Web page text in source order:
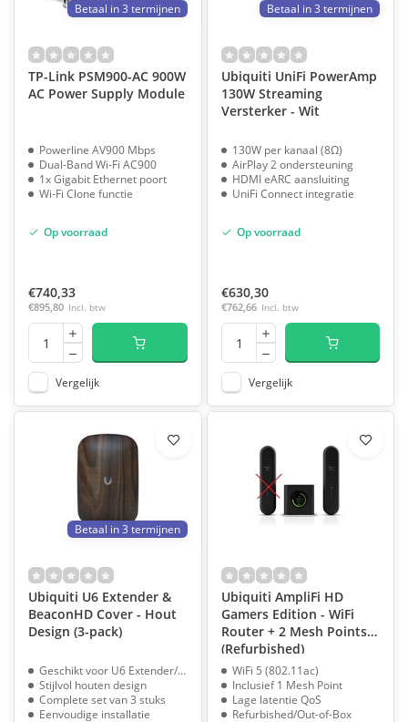
Betaal in 3 termijnen
TP-Link PSM900-AC 900W
AC Power Supply Module
Powerline AV900 Mbps
Dual-Band Wi-Fi AC900
1x Gigabit Ethernet poort
Wi-Fi Clone functie
Op voorraad
€740,33
€895,80 Incl. btw
Vergelijk
Betaal in 3 termijnen
Ubiquiti UniFi PowerAmp
130W Streaming
Versterker - Wit
130W per kanaal (8Ω)
AirPlay 2 ondersteuning
HDMI eARC aansluiting
UniFi Connect integratie
Op voorraad
€630,30
€762,66 Incl. btw
Vergelijk
Betaal in 3 termijnen
Ubiquiti U6 Extender &
BeaconHD Cover - Hout
Design (3-pack)
Geschikt voor U6 Extender/BeaconHD
Stijlvol houten design
Complete set van 3 stuks
Eenvoudige installatie
Ubiquiti AmpliFi HD
Gamers Edition - WiFi
Router + 2 Mesh Points
(Refurbished)
WiFi 5 (802.11ac)
Inclusief 1 Mesh Point
Lage latentie QoS
Refurbished/Out-of-Box